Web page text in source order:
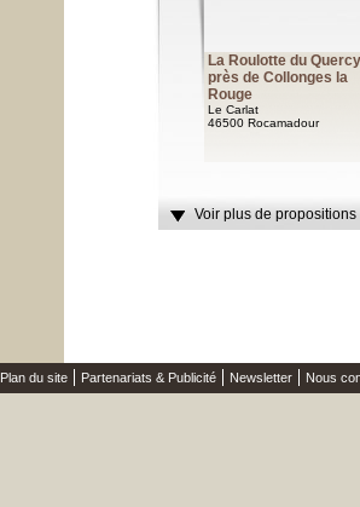
La Roulotte du Quercy
près de Collonges la
Rouge
Le Carlat
46500 Rocamadour
Voir plus de
Plan du site Partenariats & Publicité Newsletter Nous